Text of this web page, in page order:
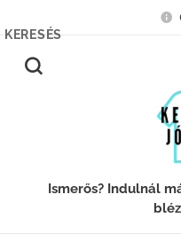
Ismerős? Indulnál
KERESÉS